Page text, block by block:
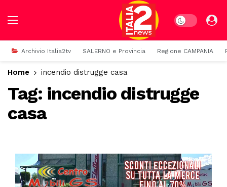
Dark mode
Archivio Italia2tv SALERNO e Provincia Regione CAMPANIA
Home incendio distrugge casa
Tag: incendio distrugge
casa